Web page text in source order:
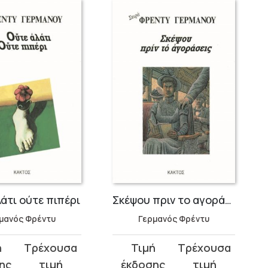
Σκέψου πριν το αγοράσεις
Γερμανός Φρέντυ
Original
price
Η
τρέχουσα
Στον